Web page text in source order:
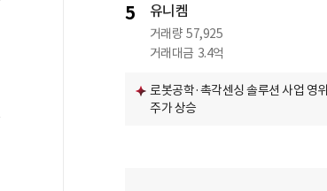
5 유니켐
거래량 57,925
거래대금 3.4억
로봇공학·촉각센싱 솔루션 사업 영
주가 상승